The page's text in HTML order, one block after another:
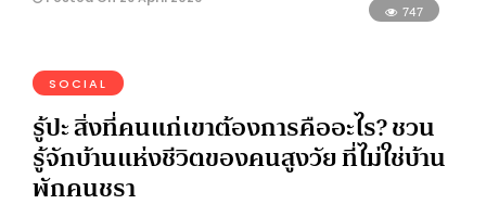
747
SOCIAL
รู้ปะ สิ่งที่คนแก่เขาต้องการคืออะไร? ชวน
รู้จักบ้านแห่งชีวิตของคนสูงวัย ที่ไม่ใช่บ้าน
พักคนชรา